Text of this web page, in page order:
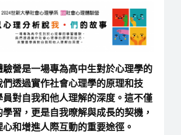
驗營是一場專為高中生對於心理學的
們透過實作社會心理學的原理和技
員對自我和他人理解的深度。這不僅
習，更是自我暸解與成長的契機，
和增進人際互動的重要途徑。